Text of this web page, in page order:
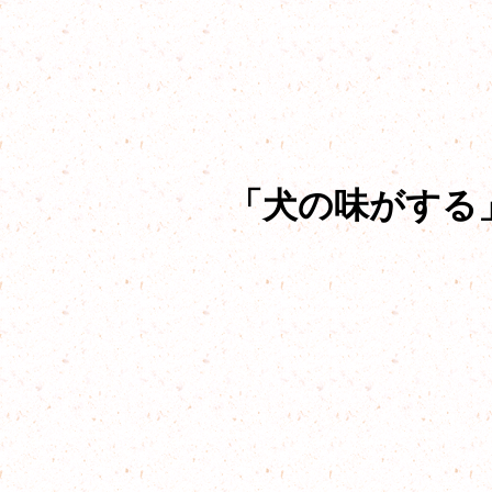
「犬の味がする